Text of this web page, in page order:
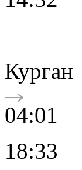
Курган
04:01
18:33